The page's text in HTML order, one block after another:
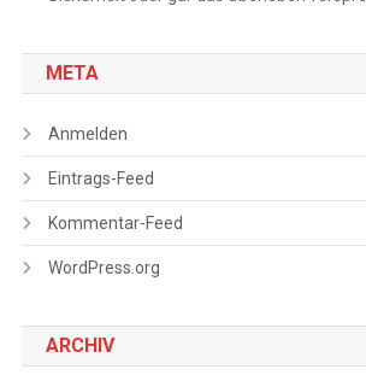
META
Anmelden
Eintrags-Feed
Kommentar-Feed
WordPress.org
ARCHIV